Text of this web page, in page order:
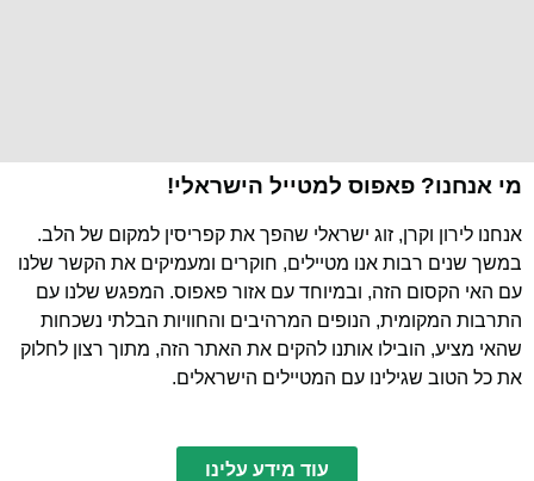
מי אנחנו? פאפוס למטייל הישראלי!
אנחנו לירון וקרן, זוג ישראלי שהפך את קפריסין למקום של הלב.
במשך שנים רבות אנו מטיילים, חוקרים ומעמיקים את הקשר שלנו
עם האי הקסום הזה, ובמיוחד עם אזור פאפוס. המפגש שלנו עם
התרבות המקומית, הנופים המרהיבים והחוויות הבלתי נשכחות
שהאי מציע, הובילו אותנו להקים את האתר הזה, מתוך רצון לחלוק
את כל הטוב שגילינו עם המטיילים הישראלים.
עוד מידע עלינו